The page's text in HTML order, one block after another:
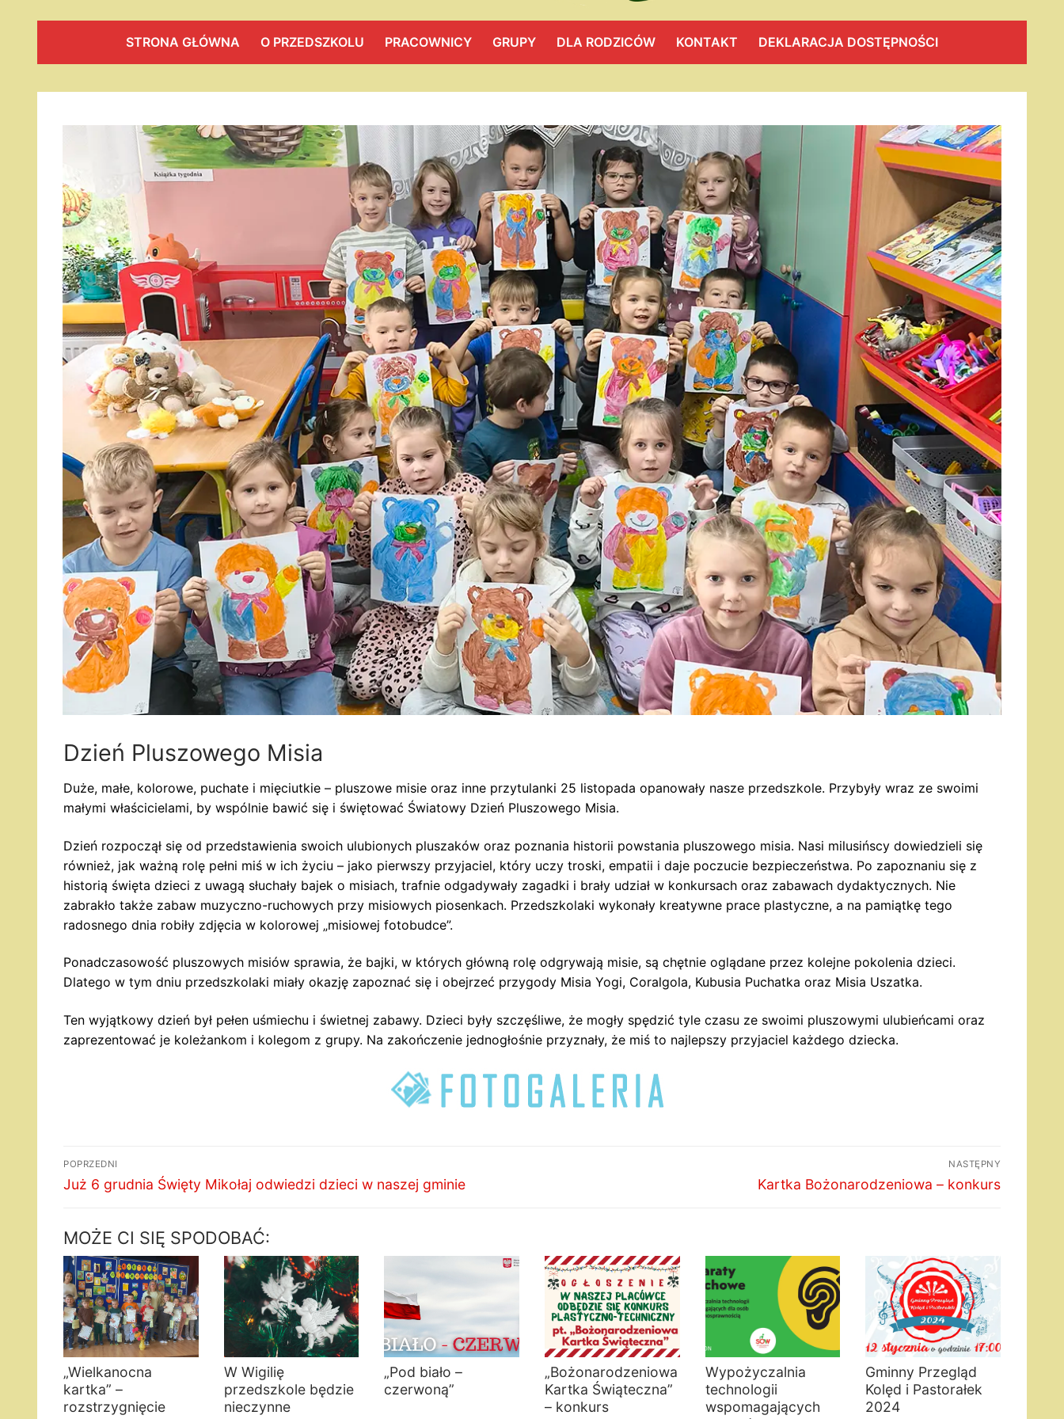
STRONA GŁÓWNA O PRZEDSZKOLU PRACOWNICY GRUPY DLA RODZICÓW KONTAKT DEKLARACJA DOSTĘPNOŚCI
Dzień Pluszowego Misia
Duże, małe, kolorowe, puchate i mięciutkie – pluszowe misie oraz inne przytulanki 25 listopada opanowały nasze przedszkole. Przybyły wraz ze swoimi
małymi właścicielami, by wspólnie bawić się i świętować Światowy Dzień Pluszowego Misia.
Dzień rozpoczął się od przedstawienia swoich ulubionych pluszaków oraz poznania historii powstania pluszowego misia. Nasi milusińscy dowiedzieli się
również, jak ważną rolę pełni miś w ich życiu – jako pierwszy przyjaciel, który uczy troski, empatii i daje poczucie bezpieczeństwa. Po zapoznaniu się z
historią święta dzieci z uwagą słuchały bajek o misiach, trafnie odgadywały zagadki i brały udział w konkursach oraz zabawach dydaktycznych. Nie
zabrakło także zabaw muzyczno-ruchowych przy misiowych piosenkach. Przedszkolaki wykonały kreatywne prace plastyczne, a na pamiątkę tego
radosnego dnia robiły zdjęcia w kolorowej „misiowej fotobudce”.
Ponadczasowość pluszowych misiów sprawia, że bajki, w których główną rolę odgrywają misie, są chętnie oglądane przez kolejne pokolenia dzieci.
Dlatego w tym dniu przedszkolaki miały okazję zapoznać się i obejrzeć przygody Misia Yogi, Coralgola, Kubusia Puchatka oraz Misia Uszatka.
Ten wyjątkowy dzień był pełen uśmiechu i świetnej zabawy. Dzieci były szczęśliwe, że mogły spędzić tyle czasu ze swoimi pluszowymi ulubieńcami oraz
zaprezentować je koleżankom i kolegom z grupy. Na zakończenie jednogłośnie przyznały, że miś to najlepszy przyjaciel każdego dziecka.
Nawigacja
wpisu
POPRZEDNI
Poprzedni
Już 6 grudnia Święty Mikołaj odwiedzi dzieci w naszej gminie
NASTĘPNY
Następny
Kartka Bożonarodzeniowa – konkurs
MOŻE CI SIĘ SPODOBAĆ:
„Wielkanocna
kartka” –
rozstrzygnięcie
W Wigilię
przedszkole będzie
nieczynne
„Pod biało –
czerwoną”
„Bożonarodzeniowa
Kartka Świąteczna”
– konkurs
Wypożyczalnia
technologii
wspomagających
Gminny Przegląd
Kolęd i Pastorałek
2024